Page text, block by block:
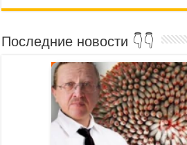
Последние новости 👇👇